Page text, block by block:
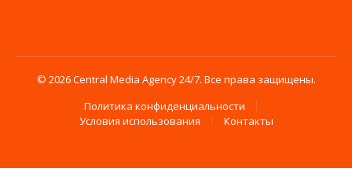
© 2026 Central Media Agency 24/7. Все права защищены.
Политика конфиденциальности
Условия использования
Контакты